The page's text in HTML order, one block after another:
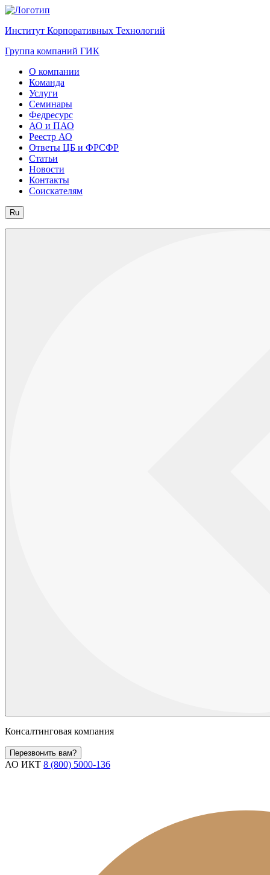
Институт Корпоративных Технологий
Группа компаний ГИК
О компании
Команда
Услуги
Семинары
Федресурс
АО и ПАО
Реестр АО
Ответы ЦБ и ФРСФР
Статьи
Новости
Контакты
Соискателям
Ru
Консалтинговая компания
Перезвонить вам?
АО ИКТ 8 (800) 5000-136